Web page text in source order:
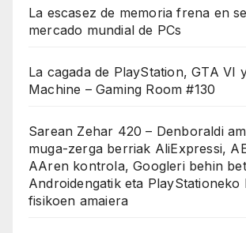
La escasez de memoria frena en
mercado mundial de PCs
La cagada de PlayStation, GTA VI
Machine – Gaming Room #130
Sarean Zehar 420 – Denboraldi
muga-zerga berriak AliExpressi,
AAren kontrola, Googleri behin
Androidengatik eta PlayStationeko
fisikoen amaiera